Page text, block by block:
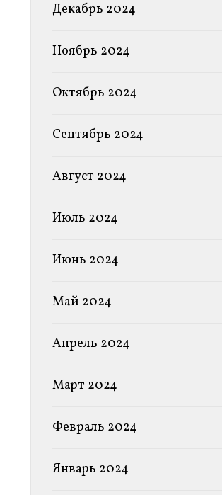
Декабрь 2024
Ноябрь 2024
Октябрь 2024
Сентябрь 2024
Август 2024
Июль 2024
Июнь 2024
Май 2024
Апрель 2024
Март 2024
Февраль 2024
Январь 2024